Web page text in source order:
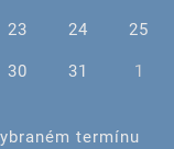
23 24 25
30 31 1
termínu